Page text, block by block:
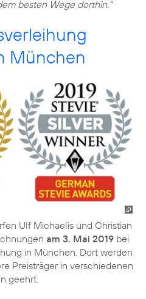
besten Wege dorthin."
München
Ulf Michaelis und Christian
am 3. Mai 2019 bei
in München. Dort werden
Preisträger in verschiedenen
geehrt.